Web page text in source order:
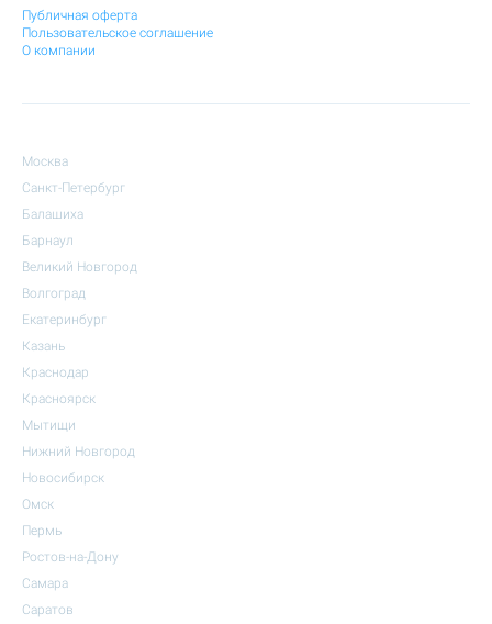
Публичная оферта
Пользовательское соглашение
О компании
Москва
Санкт-Петербург
Балашиха
Барнаул
Великий Новгород
Волгоград
Екатеринбург
Казань
Краснодар
Красноярск
Мытищи
Нижний Новгород
Новосибирск
Омск
Пермь
Ростов-на-Дону
Самара
Саратов